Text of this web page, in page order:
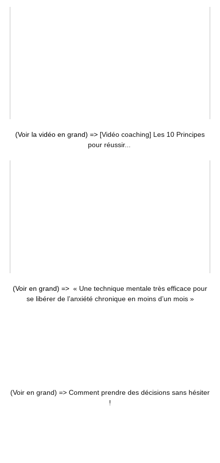
(Voir la vidéo en grand) => [Vidéo coaching] Les 10 Principes
pour réussir...
(Voir en grand) => « Une technique mentale très efficace pour
se libérer de l’anxiété chronique en moins d’un mois »
(Voir en grand) => Comment prendre des décisions sans hésiter
!